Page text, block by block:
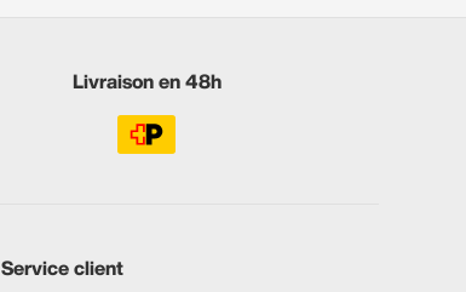
Livraison en 48h
Service client